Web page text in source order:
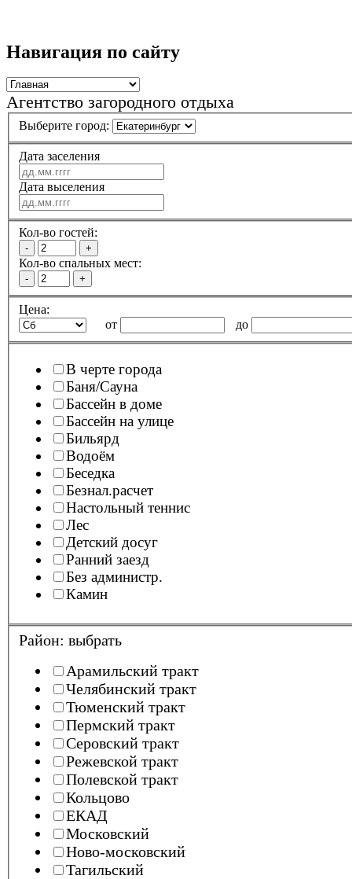
Навигация по сайту
Агентство загородного отдыха
Выберите город:
Дата заселения
Дата выселения
Кол-во гостей:
- +
Кол-во спальных мест:
- +
Цена:
от
до
В черте города
Баня/Сауна
Бассейн в доме
Бассейн на улице
Бильярд
Водоём
Беседка
Безнал.расчет
Настольный теннис
Лес
Детский досуг
Ранний заезд
Без администр.
Камин
Район: выбрать
Арамильский тракт
Челябинский тракт
Тюменский тракт
Пермский тракт
Серовский тракт
Режевской тракт
Полевской тракт
Кольцово
ЕКАД
Московский
Ново-московский
Тагильский